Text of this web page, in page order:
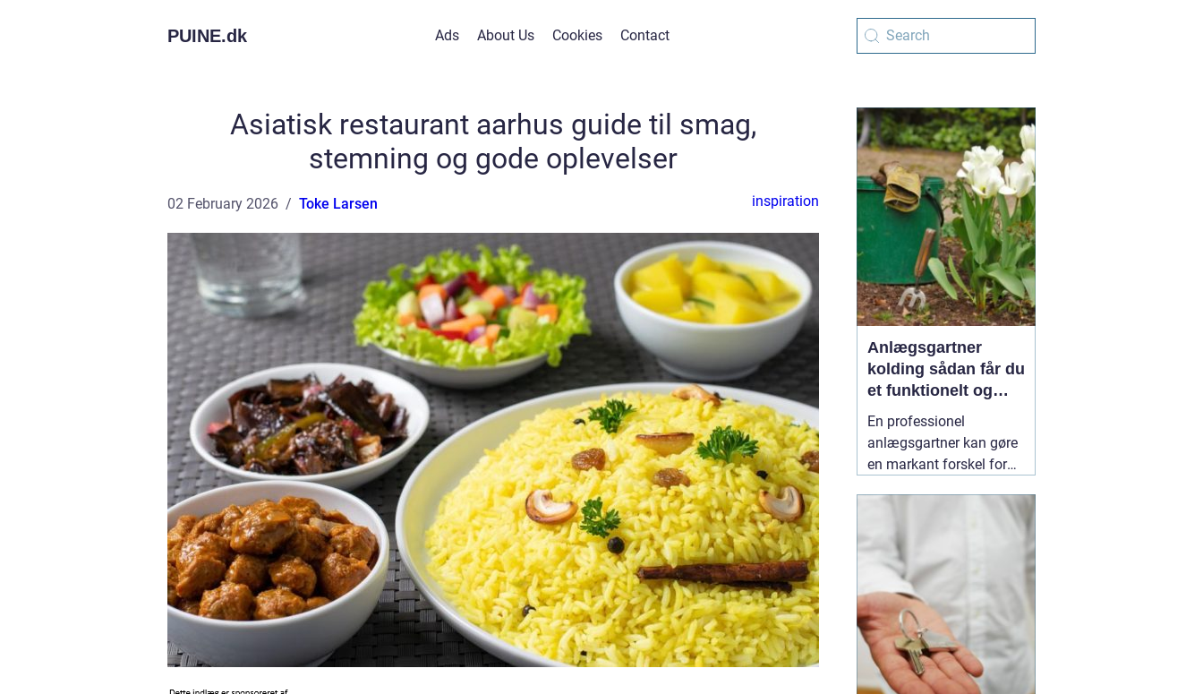
PUINE.dk Ads About Us Cookies Contact
Asiatisk restaurant aarhus guide til smag,
stemning og gode oplevelser
02 February 2026 Toke Larsen inspiration
Anlægsgartner
kolding sådan får du
et funktionelt og
indbydende uderum
En professionel
anlægsgartner kan gøre
en markant forskel for
funktion i haven. Mange
oplever, at det kan være
svært at få
udendørsarealer til at
fungere i hverdagen. Her
kan06 August 2026